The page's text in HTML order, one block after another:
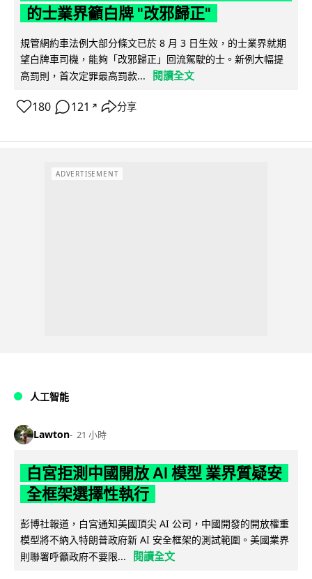
的士業界籲白牌 "改邪歸正"
規管網約車法例大部分條文已於 8 月 3 日生效，的士業界就期
望白牌車司機，能夠「改邪歸正」回流駕駛的士。新例大幅提
高罰則，首次定罪最高罰款...
閱讀全文
180 121 ↗ 分享
ADVERTISEMENT
人工智能
Lawton 21 小時
白宮拒測中國開放 AI 模型 業界質疑安
全框架選擇性執行
彭博社報道，白宮通知美國頂尖 AI 公司，中國開發的開放權重
模型將不納入特朗普政府新 AI 安全框架的測試範圍。美國業界
則聯署呼籲政府不要限...
閱讀全文